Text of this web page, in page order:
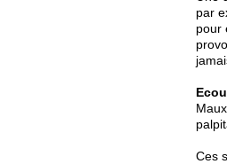
par
pour
Ces